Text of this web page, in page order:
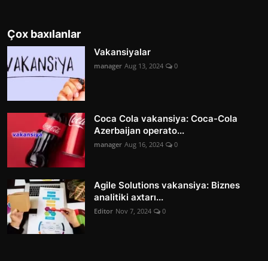
Çox baxılanlar
Vakansiyalar
manager Aug 13, 2024 0
Coca Cola vakansiya: Coca-Cola
Azerbaijan operato...
manager Aug 16, 2024 0
Agile Solutions vakansiya: Biznes
analitiki axtarı...
Editor Nov 7, 2024 0